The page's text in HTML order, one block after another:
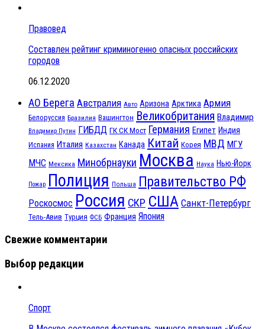
Правовед
Составлен рейтинг криминогенно опасных российских
городов
06.12.2020
АО Берега Австралия Авто Аризона Арктика Армия
Белоруссия Бразилия Вашингтон Великобритания Владимир
Владимир Путин ГИБДД ГК СК Мост Германия Египет Индия
Испания Италия Казахстан Канада Китай Корея МВД МГУ
МЧС Мексика Минобрнауки Москва Наука Нью-Йорк
Пожар Полиция Польша Правительство РФ
Роскосмос Россия СКР США Санкт-Петербург
Тель-Авив Турция ФСБ Франция Япония
Свежие комментарии
Выбор редакции
Спорт